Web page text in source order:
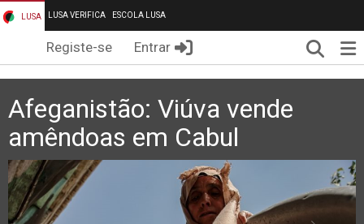
LUSA LUSA VERIFICA ESCOLA LUSA
Registe-se Entrar
Afeganistão: Viúva vende
amêndoas em Cabul